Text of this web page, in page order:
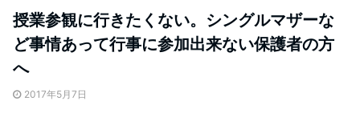
授業参観に行きたくない。シングルマザーな
ど事情あって行事に参加出来ない保護者の方
へ
2017年5月7日